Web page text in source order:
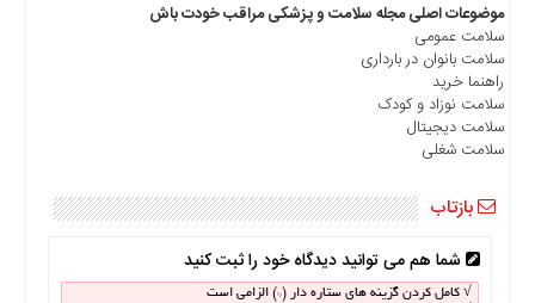
موضوعات اصلی مجله سلامت و پزشکی مراقب خودت باش
سلامت عمومی
سلامت بانوان در بارداری
راهنما خرید
سلامت نوزاد و کودک
سلامت دیجیتال
سلامت شغلی
بازتاب
شما هم می توانید دیدگاه خود را ثبت کنید
√ کامل کردن گزینه های ستاره دار (*) الزامی است